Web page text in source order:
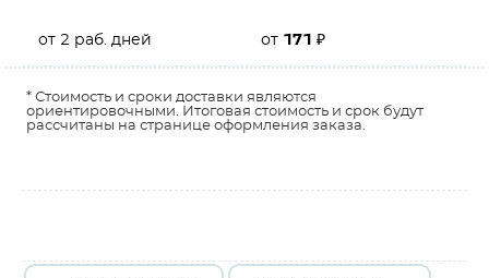
от 2 раб. дней от 171 ₽
* Стоимость и сроки доставки являются
ориентировочными. Итоговая стоимость и срок будут
рассчитаны на странице оформления заказа.